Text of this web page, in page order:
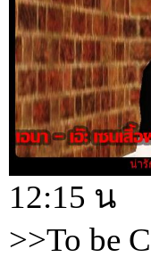
12:15 น
>>To be